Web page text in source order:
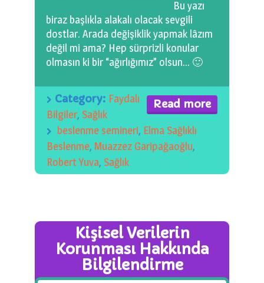
0 km.Bızdıklar Yazılarım
Filmlerimiz
Hadi Bize Yazın
Bu yazı
biraz başlıkla alakalı olacak sevgili
dostlar. Arada değişiklik yapmak lâzım
değil mi ama? Hep sürprizli konular
olmasın ki bir “ağırlığımız” olsun… 🙂
Read more
Category: Faydalı
Bilgiler, Sağlık
beslenme semineri, Elma Sağlıklı
Beslenme, Muazzez Garipağaoğlu,
Robert Yuva, Sağlık
Kişisel Verilerin
Korunması Hakkında
Bilgilendirme